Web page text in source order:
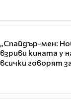
„Спайдър-мен:
взриви кината у
всички говорят